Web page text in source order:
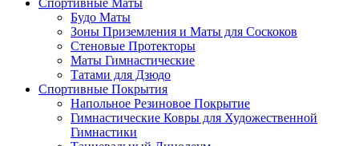
Будо Маты
Зоны Приземления и Маты для Соскоков
Стеновые Протекторы
Маты Гимнастические
Татами для Дзюдо
Спортивные Покрытия
Напольное Резиновое Покрытие
Гимнастические Ковры для Художественной
Гимнастики